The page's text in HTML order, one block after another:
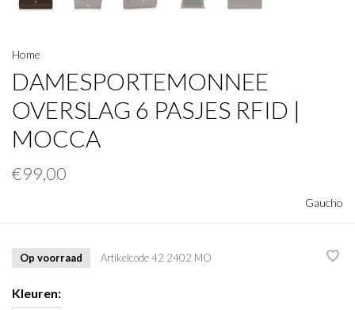
Home
DAMESPORTEMONNEE
OVERSLAG 6 PASJES RFID |
MOCCA
€99,00
Gaucho
Op voorraad Artikelcode42 2402 MO
Kleuren: